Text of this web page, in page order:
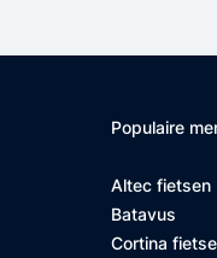
Populaire
Altec fietsen
Batavus
Cortina